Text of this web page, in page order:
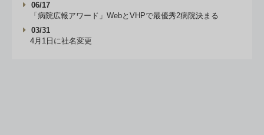
06/17
「病院広報アワード」WebとVHPで最優秀2病院決まる
03/31
4月1日に社名変更